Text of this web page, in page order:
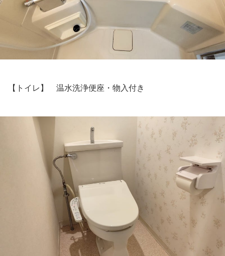
【トイレ】 温水洗浄便座・物入付き